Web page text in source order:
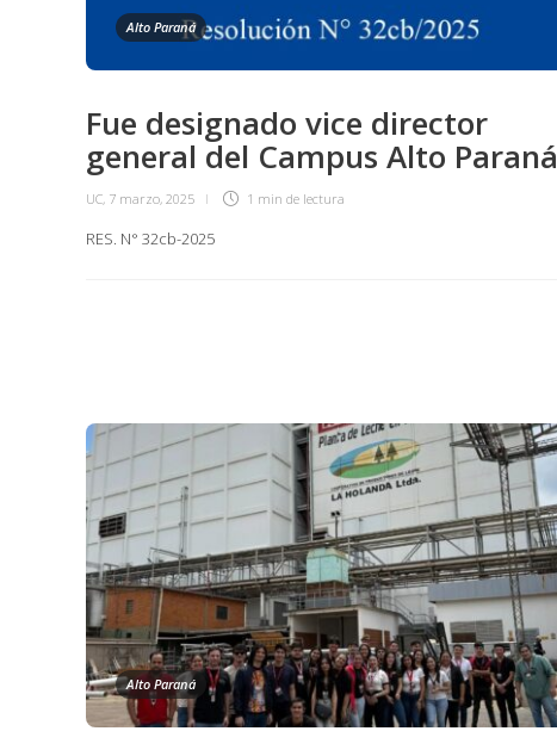
Alto Paraná
Fue designado vice director
general del Campus Alto Paraná
UC, 7 marzo, 2025 1 min de lectura
RES. N° 32cb-2025
Alto Paraná